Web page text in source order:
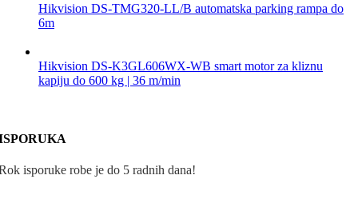
Hikvision DS-TMG320-LL/B automatska parking rampa do
6m
Hikvision DS-K3GL606WX-WB smart motor za kliznu
kapiju do 600 kg | 36 m/min
isporuke robe je do 5 radnih dana!